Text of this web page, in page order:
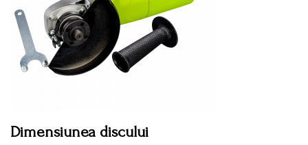
Dimensiunea discului